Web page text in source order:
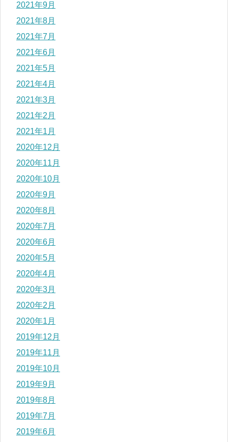
2021年9月
2021年8月
2021年7月
2021年6月
2021年5月
2021年4月
2021年3月
2021年2月
2021年1月
2020年12月
2020年11月
2020年10月
2020年9月
2020年8月
2020年7月
2020年6月
2020年5月
2020年4月
2020年3月
2020年2月
2020年1月
2019年12月
2019年11月
2019年10月
2019年9月
2019年8月
2019年7月
2019年6月